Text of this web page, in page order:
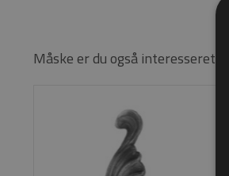
Måske er du også interesseret